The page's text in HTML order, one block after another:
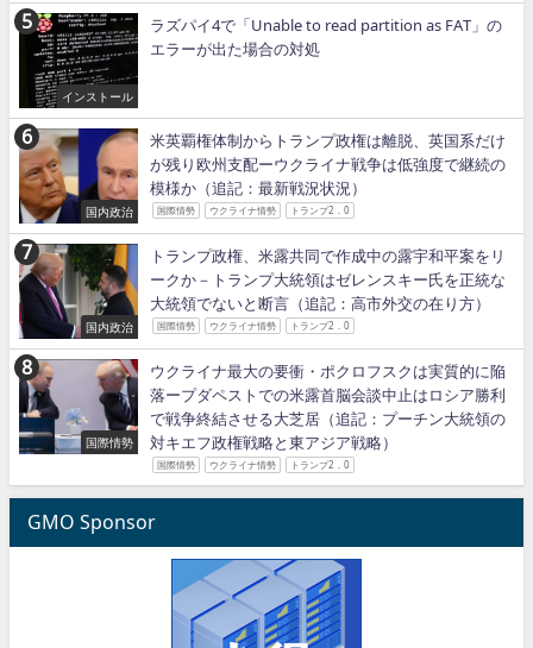
インストール
ラズパイ4で「Unable to read partition as FAT」の
エラーが出た場合の対処
国内政治
米英覇権体制からトランプ政権は離脱、英国系だけ
が残り欧州支配ーウクライナ戦争は低強度で継続の
模様か（追記：最新戦況状況）
国際情勢 ウクライナ情勢 トランプ2．0
国内政治
トランプ政権、米露共同で作成中の露宇和平案をリ
ークか－トランプ大統領はゼレンスキー氏を正統な
大統領でないと断言（追記：高市外交の在り方）
国際情勢 ウクライナ情勢 トランプ2．0
国際情勢
ウクライナ最大の要衝・ポクロフスクは実質的に陥
落ープダペストでの米露首脳会談中止はロシア勝利
で戦争終結させる大芝居（追記：プーチン大統領の
対キエフ政権戦略と東アジア戦略）
国際情勢 ウクライナ情勢 トランプ2．0
GMO Sponsor